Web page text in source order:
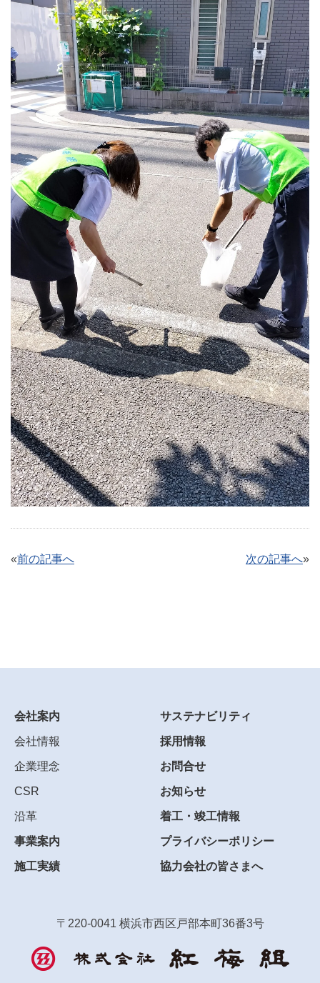
«前の記事へ 次の記事へ»
会社案内
会社情報
企業理念
CSR
沿革
事業案内
施工実績
サステナビリティ
採用情報
お問合せ
お知らせ
着工・竣工情報
プライバシーポリシー
協力会社の皆さまへ
〒220-0041 横浜市西区戸部本町36番3号